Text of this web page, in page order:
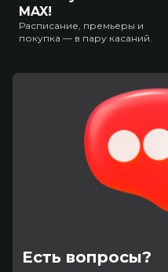
MAX!
Расписание, премьеры и
покупка — в пару касаний.
Есть вопросы?